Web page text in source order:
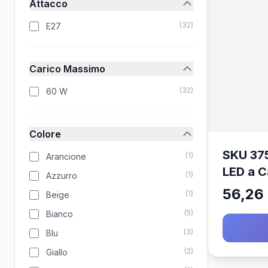
Attacco
E27 (32)
Carico Massimo
60 W (32)
Colore
Arancione (1)
Azzurro (1)
Beige (1)
Bianco (5)
Blu (3)
Giallo (2)
SKU
LED a
60W)
56,26